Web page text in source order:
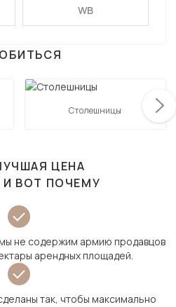
WB
Столешницы
ЦЕНА
И ВОТ ПОЧЕМУ
не содержим армию продавцов
арендных площадей.
так, чтобы максимально